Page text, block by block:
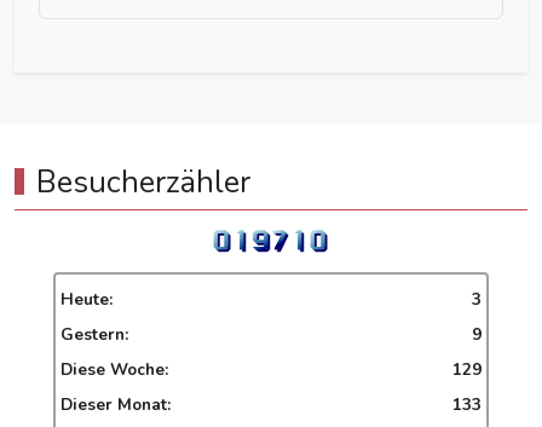
Besucherzähler
Heute:
3
Gestern:
9
Diese Woche:
129
Dieser Monat:
133